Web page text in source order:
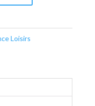
Loisirs